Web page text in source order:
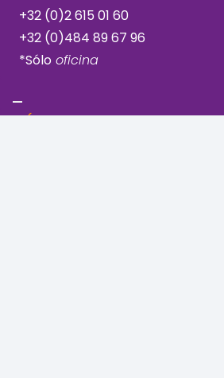
+32 (0)2 615 01 60
+32 (0)484 89 67 96
*Sólo oficina